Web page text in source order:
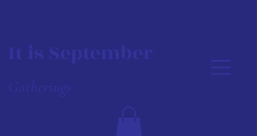
It is September
Gatherings